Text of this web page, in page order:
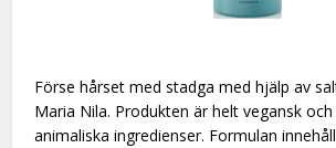
Förse hårset med stadga med hjälp av
Maria Nila. Produkten är helt vegansk
animaliska ingredienser. Formulan